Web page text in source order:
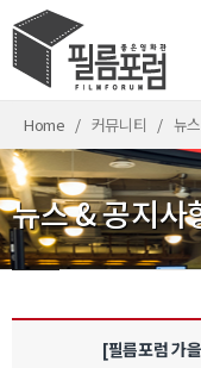
Home 커뮤니티 뉴
뉴스 & 공지사
[필름포럼 가